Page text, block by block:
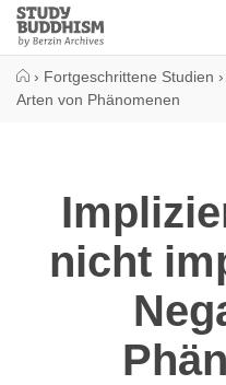
Close
Study
Buddhism
› Fortgeschrittene Studien ›
Arten von Phänomenen
nicht